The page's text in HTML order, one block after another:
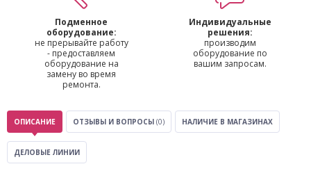
Подменное
оборудование:
не прерывайте работу
- предоставляем
оборудование на
замену во время
ремонта.
Индивидуальные
решения:
производим
оборудование по
вашим запросам.
ОПИСАНИЕ ОТЗЫВЫ И ВОПРОСЫ (0) НАЛИЧИЕ В МАГАЗИНАХ
ДЕЛОВЫЕ ЛИНИИ